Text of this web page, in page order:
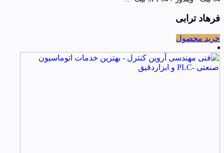
فرهاد ترابی
خرید محصول